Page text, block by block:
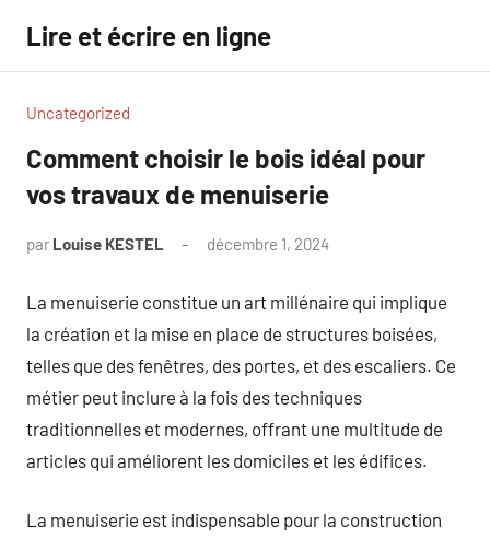
contenu
Lire et écrire en ligne
Uncategorized
Comment choisir le bois idéal pour
vos travaux de menuiserie
par Louise KESTEL décembre 1, 2024
La menuiserie constitue un art millénaire qui implique
la création et la mise en place de structures boisées,
telles que des fenêtres, des portes, et des escaliers. Ce
métier peut inclure à la fois des techniques
traditionnelles et modernes, offrant une multitude de
articles qui améliorent les domiciles et les édifices.
La menuiserie est indispensable pour la construction